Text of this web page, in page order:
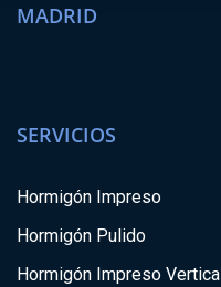
MADRID
SERVICIOS
Hormigón Impreso
Hormigón Pulido
Hormigón Impreso Vertical